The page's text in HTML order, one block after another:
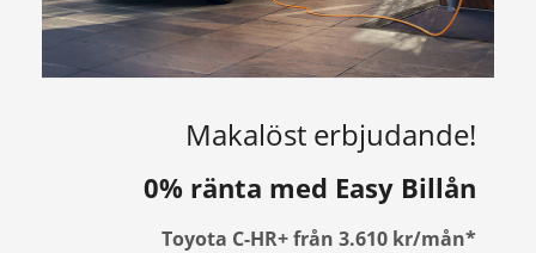
Makalöst erbjudande!
0% ränta med Easy Billån
Toyota C-HR+ från 3.610 kr/mån*